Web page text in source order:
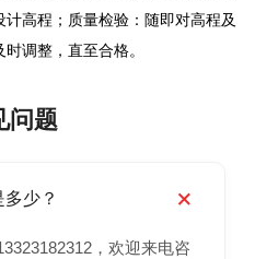
高程；质量检验：随即对高程及
调整，直至合格。
问题
少？
，欢迎来电咨